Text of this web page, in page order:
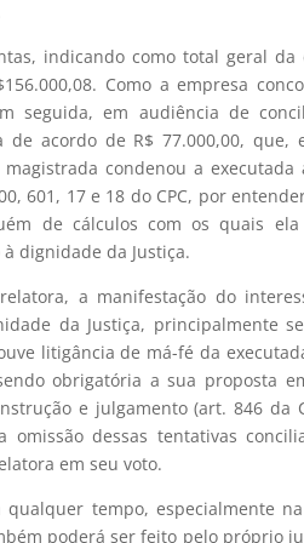
indicando como total geral da
Como a empresa
seguida, em audiência de
de acordo de R$ 77.000,00,
condenou a
601, 17 e 18 do CPC, por
de cálculos com os quais ela
dignidade da Justiça.
a manifestação do
da Justiça, principalmente
litigância de má-fé da
obrigatória a sua proposta
e julgamento (art. 846 da
omissão dessas tentativas
em seu voto.
tempo, especialmente
poderá ser feito pelo próprio